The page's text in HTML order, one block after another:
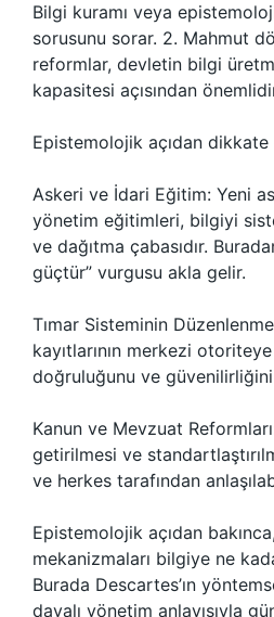
Bilgi kuramı veya
sorusunu sorar. 2. Mahmut
reformlar, devletin bilgi
kapasitesi açısından
Epistemolojik açıdan
Askeri ve İdari Eğitim: Yeni
yönetim eğitimleri, bilgiyi
ve dağıtma çabasıdır.
güçtür” vurgusu akla gelir.
Tımar Sisteminin
kayıtlarının merkezi
doğruluğunu ve
Kanun ve Mevzuat
getirilmesi ve
ve herkes tarafından
Epistemolojik açıdan
mekanizmaları bilgiye ne
Burada Descartes’ın
dayalı yönetim anlayışıyla